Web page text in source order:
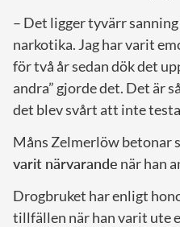
– Det ligger tyvärr
narkotika. Jag har varit
för två år sedan dök det
andra” gjorde det. Det är
det blev svårt att inte
Måns Zelmerlöw betonar
varit närvarande när han
Drogbruket har enligt
tillfällen när han varit ute